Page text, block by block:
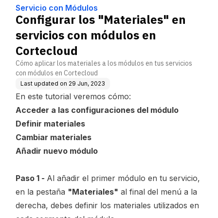
Servicio con Módulos
Configurar los "Materiales" en
servicios con módulos en
Cortecloud
Cómo aplicar los materiales a los módulos en tus servicios
con módulos en Cortecloud
Last updated on 29 Jun, 2023
En este tutorial veremos cómo:
Acceder a las configuraciones del módulo
Definir materiales
Cambiar materiales
Añadir nuevo módulo
Paso 1 - Al añadir el primer módulo en tu servicio,
en la pestaña "Materiales" al final del menú a la
derecha, debes definir los materiales utilizados en